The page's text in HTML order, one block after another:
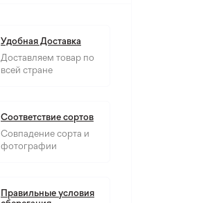
Удобная Доставка
Доставляем товар по
всей стране
Соответствие сортов
Совпадение сорта и
фотографии
Правильные условия